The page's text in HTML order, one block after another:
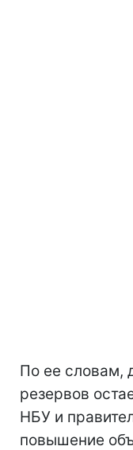
По ее словам,
резервов
НБУ и
повышение